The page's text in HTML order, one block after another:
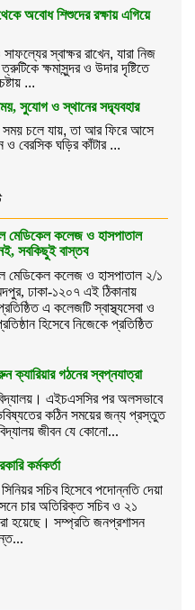
অবোধ শিশুদের রক্ষায় এগিয়ে
স্বাক্ষর রাখেন, যারা নিজ
ক্ষমাসুন্দর ও উদার দৃষ্টিতে
...
সুযোগ ও স্থানের সদ্ব্যবহার
চলে যায়, তা আর ফিরে আসে
ও বেরসিক ঘড়ির কাঁটার ...
মেডিকেল কলেজ ও হাসপাতাল
সবকিছুই বাস্তব
মেডিকেল কলেজ ও হাসপাতাল ২/১
ঢাকা-১২০৭ এই ঠিকানায়
এ কলেজটি স্বাস্থ্যসেবা ও
হিসেবে নিজেকে প্রতিষ্ঠিত
গঠনের স্বপ্নযাত্রা
এইচএসসির পর অলসভাবে
কঠিন সময়ের জন্য প্রস্তুত
জীবন যে কোনো...
কর্মকর্তা
সচিব হিসেবে পদোন্নতি দেয়া
চার অতিরিক্ত সচিব ও ২১
হয়েছে। সম্প্রতি জনপ্রশাসন